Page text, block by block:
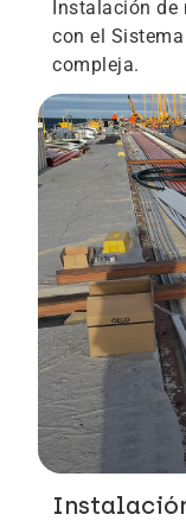
Instalación
con el
compleja.